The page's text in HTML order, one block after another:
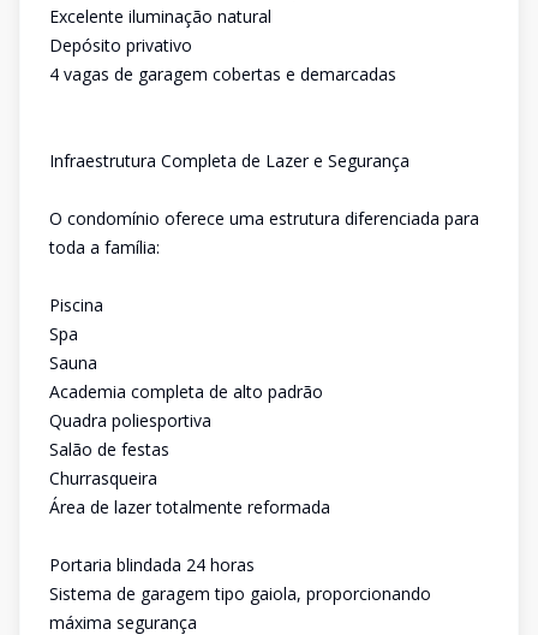
Excelente iluminação natural
Depósito privativo
4 vagas de garagem cobertas e demarcadas
Infraestrutura Completa de Lazer e Segurança
O condomínio oferece uma estrutura diferenciada para
toda a família:
Piscina
Spa
Sauna
Academia completa de alto padrão
Quadra poliesportiva
Salão de festas
Churrasqueira
Área de lazer totalmente reformada
Portaria blindada 24 horas
Sistema de garagem tipo gaiola, proporcionando
máxima segurança